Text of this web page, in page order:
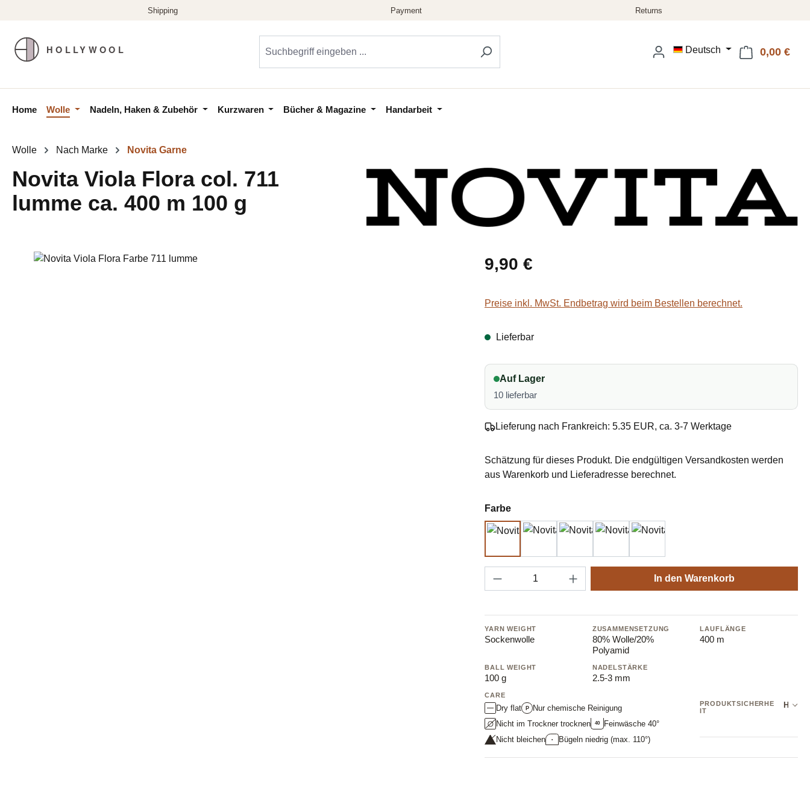
Zur Hauptnavigation springen
Deutsch 0,00 €
Home Wolle Nadeln, Haken & Zubehör Kurzwaren Bücher & Magazine Handarbeit
Wolle Nach Marke Novita Garne
Novita Viola Flora col. 711
lumme ca. 400 m 100 g
Bildergalerie überspringen Regulärer Preis:
9,90 €
Preise inkl. MwSt. Endbetrag wird beim Bestellen berechnet.
Lieferbar
Auf Lager
10 lieferbar
Lieferung nach Frankreich: 5.35 EUR, ca. 3-7 Werktage
Schätzung für dieses Produkt. Die endgültigen Versandkosten werden
aus Warenkorb und Lieferadresse berechnet.
Farbeauswählen
Produkt Anzahl: Gib den gewünschten Wert ein
In den Warenkorb
YARN WEIGHT
Sockenwolle
ZUSAMMENSETZUNG
80% Wolle/20%
Polyamid
LAUFLÄNGE
400 m
BALL WEIGHT
100 g
NADELSTÄRKE
2.5-3 mm
CARE
Dry flat P
Nur chemische Reinigung
Nicht im Trockner trocknen
40
Feinwäsche 40°
Nicht bleichen
• Bügeln niedrig (max. 110°)
PRODUKTSICHERHE
IT
Hersteller: NOVITA OY